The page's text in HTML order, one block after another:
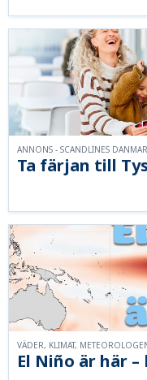
Ta färjan till
ANNONS - SCANDLINES
El Niño är här
VÄDER, KLIMAT,